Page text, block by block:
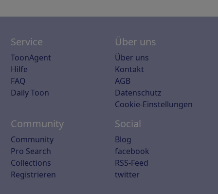
Service
ToonAgent
Hilfe
FAQ
Daily Toon
Über uns
Über uns
Kontakt
AGB
Datenschutz
Cookie-Einstellungen
Community
Community
Pro Search
Collections
Registrieren
Social
Blog
facebook
RSS-Feed
twitter